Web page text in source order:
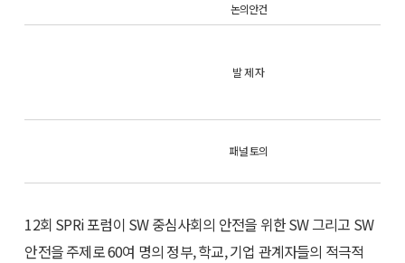
논의안건
발 제 자
패널 토의
12회 SPRi 포럼이 SW 중심사회의 안전을 위한 SW 그리고 SW
안전을 주제로 60여 명의 정부, 학교, 기업 관계자들의 적극적